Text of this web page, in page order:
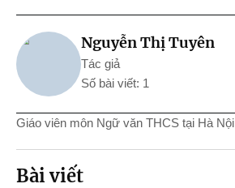
Nguyễn Thị Tuyên
Tác giả
Số bài viết: 1
Giáo viên môn Ngữ văn THCS tại Hà Nội
Bài viết